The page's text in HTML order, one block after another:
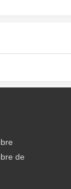
évolution
de